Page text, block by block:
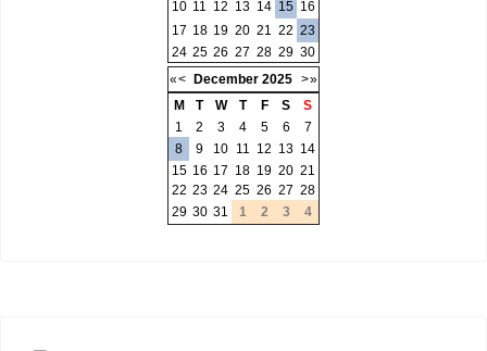
10 11 12 13 14 15 16
17 18 19 20 21 22 23
24 25 26 27 28 29 30
«< December 2025 >»
M
T W T F S
S
1
2 3 4 5 6
7
8
9 10 11 12 13 14
15 16 17 18 19 20 21
22 23 24 25 26 27 28
29 30 31 1 2 3 4